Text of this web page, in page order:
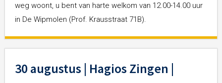
weg woont, u bent van harte welkom van 12.00-14.00 uur
in De Wipmolen (Prof. Krausstraat 71B).
30 augustus | Hagios Zingen |